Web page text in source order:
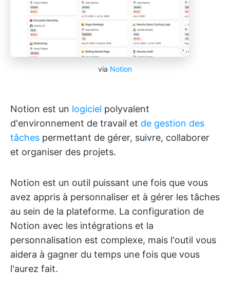
via Notion
Notion est un logiciel polyvalent
d'environnement de travail et de gestion des
tâches permettant de gérer, suivre, collaborer
et organiser des projets.
Notion est un outil puissant une fois que vous
avez appris à personnaliser et à gérer les tâches
au sein de la plateforme. La configuration de
Notion avec les intégrations et la
personnalisation est complexe, mais l'outil vous
aidera à gagner du temps une fois que vous
l'aurez fait.